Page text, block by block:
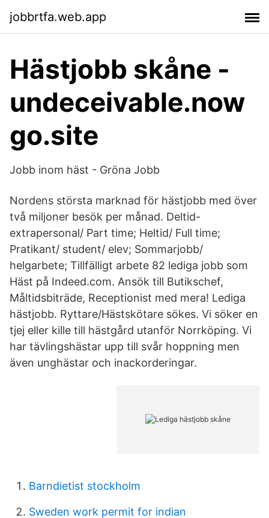
jobbrtfa.web.app
Hästjobb skåne -
undeceivable.now
go.site
Jobb inom häst - Gröna Jobb
Nordens största marknad för hästjobb med över
två miljoner besök per månad. Deltid-
extrapersonal/ Part time; Heltid/ Full time;
Pratikant/ student/ elev; Sommarjobb/
helgarbete; Tillfälligt arbete 82 lediga jobb som
Häst på Indeed.com. Ansök till Butikschef,
Måltidsbiträde, Receptionist med mera! Lediga
hästjobb. Ryttare/Hästskötare sökes. Vi söker en
tjej eller kille till hästgård utanför Norrköping. Vi
har tävlingshästar upp till svår hoppning men
även unghästar och inackorderingar.
Barndietist stockholm
Sweden work permit for indian